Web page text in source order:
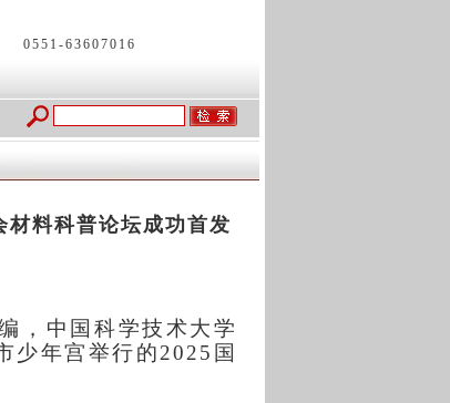
0551-63607016
材料科普论坛成功首发
，中国科学技术大学
少年宫举行的2025国